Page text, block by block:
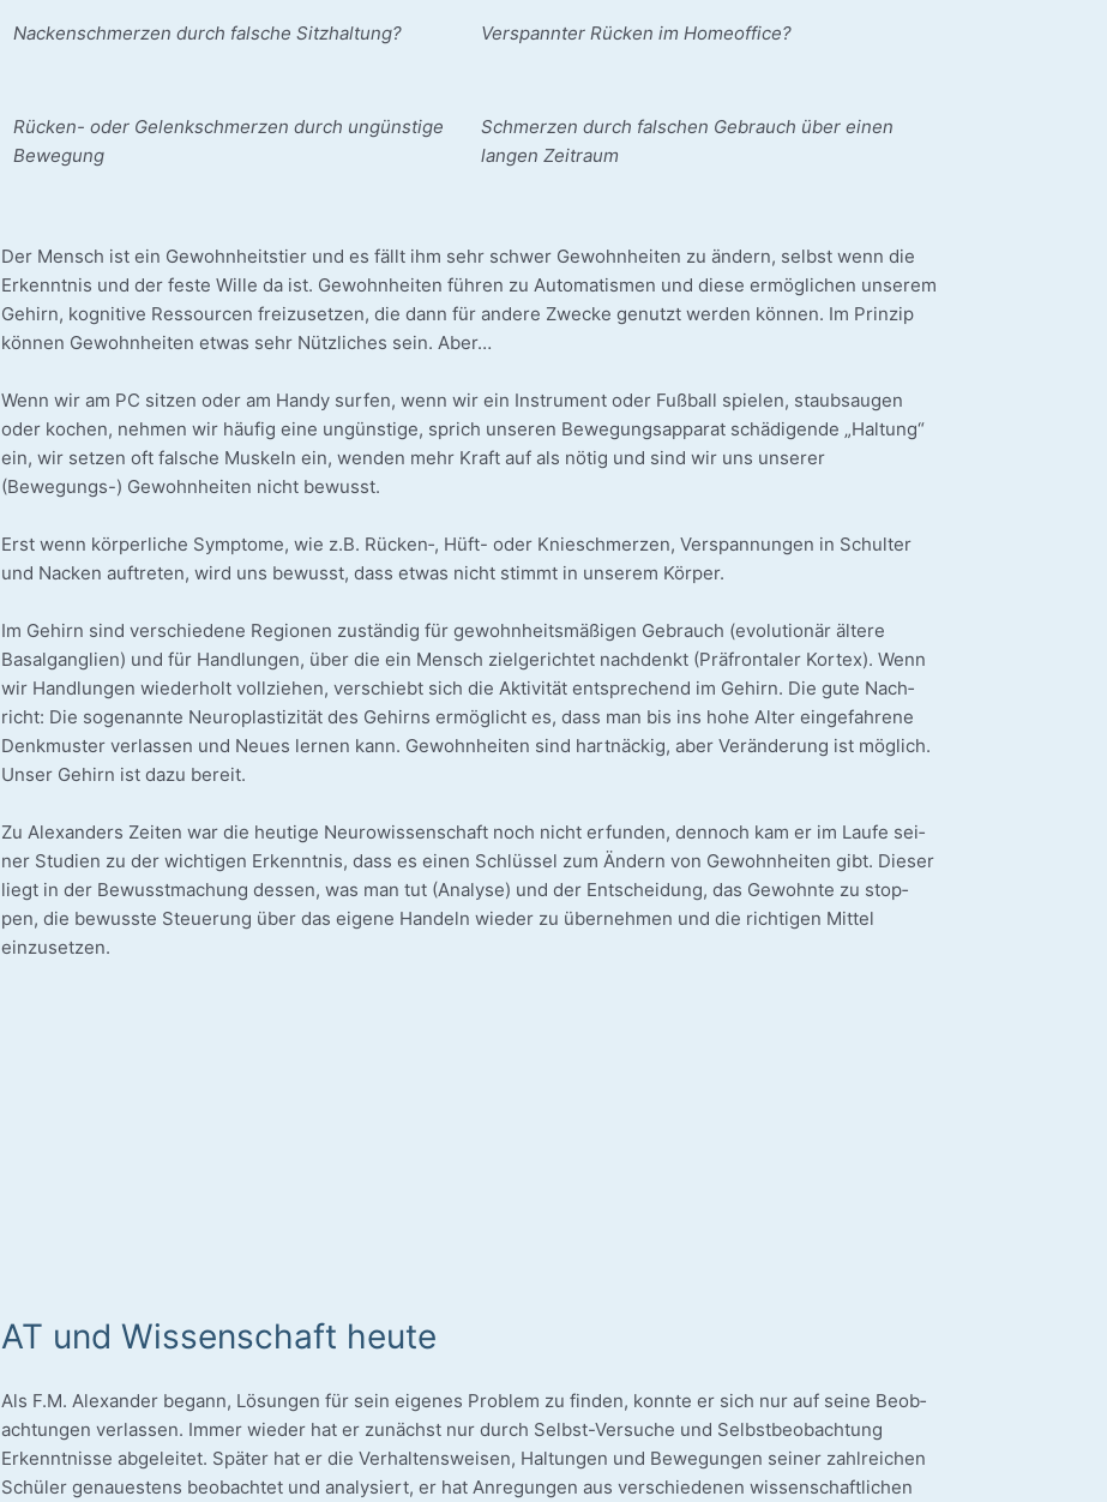
Nacken­schmer­zen durch fal­sche Sitzhaltung?
Rücken- oder Gelenk­schmer­zen durch ungüns­ti­ge
Bewegung
Ver­spann­ter Rücken im Homeoffice?
Schmer­zen durch fal­schen Gebrauch über einen
lan­gen Zeitraum
Der Mensch ist ein Gewohn­heits­tier und es fällt ihm sehr schwer Gewohn­hei­ten zu ändern, selbst wenn die
Erkennt­nis und der fes­te Wil­le da ist. Gewohn­hei­ten füh­ren zu Auto­ma­tis­men und die­se ermög­li­chen unse­rem
Gehirn, kogni­ti­ve Res­sour­cen frei­zu­set­zen, die dann für ande­re Zwe­cke genutzt wer­den kön­nen. Im Prin­zip
kön­nen Gewohn­hei­ten etwas sehr Nütz­li­ches sein. Aber…
Wenn wir am PC sit­zen oder am Han­dy sur­fen, wenn wir ein Instru­ment oder Fuß­ball spie­len, staub­saugen
oder kochen, neh­men wir häu­fig eine ungüns­ti­ge, sprich unse­ren Bewe­gungs­ap­pa­rat schä­di­gen­de „Hal­tung“
ein, wir set­zen oft fal­sche Mus­keln ein, wen­den mehr Kraft auf als nötig und sind wir uns unse­rer
(Bewegungs-) Gewohn­hei­ten nicht bewusst.
Erst wenn kör­per­li­che Sym­pto­me, wie z.B. Rücken‑, Hüft- oder Knie­schmer­zen, Ver­span­nun­gen in Schul­ter
und Nacken auf­tre­ten, wird uns bewusst, dass etwas nicht stimmt in unse­rem Körper.
Im Gehirn sind ver­schie­de­ne Regio­nen zustän­dig für gewohn­heits­mä­ßi­gen Gebrauch (evo­lu­tio­när älte­re
Basal­gan­gli­en) und für Hand­lun­gen, über die ein Mensch ziel­ge­rich­tet nach­denkt (Prä­fron­ta­ler Kor­tex). Wenn
wir Hand­lun­gen wie­der­holt voll­zie­hen, ver­schiebt sich die Akti­vi­tät ent­spre­chend im Gehirn. Die gute Nach­
richt: Die soge­nann­te Neu­ro­plas­ti­zi­tät des Gehirns ermög­licht es, dass man bis ins hohe Alter ein­ge­fah­re­ne
Denk­mus­ter ver­las­sen und Neu­es ler­nen kann. Gewohn­hei­ten sind hart­nä­ckig, aber Ver­än­de­rung ist mög­lich.
Unser Gehirn ist dazu bereit.
Zu Alex­an­ders Zei­ten war die heu­ti­ge Neu­ro­wis­sen­schaft noch nicht erfun­den, den­noch kam er im Lau­fe sei­
ner Stu­di­en zu der wich­ti­gen Erkennt­nis, dass es einen Schlüs­sel zum Ändern von Gewohn­hei­ten gibt. Die­ser
liegt in der Bewusst­ma­chung des­sen, was man tut (Ana­ly­se) und der Ent­schei­dung, das Gewohn­te zu stop­
pen, die bewuss­te Steue­rung über das eige­ne Han­deln wie­der zu über­neh­men und die rich­ti­gen Mit­tel
einzusetzen.
AT und Wissenschaft heute
Als F.M. Alex­an­der begann, Lösun­gen für sein eige­nes Pro­blem zu fin­den, konn­te er sich nur auf sei­ne Beob­
ach­tun­gen ver­las­sen. Immer wie­der hat er zunächst nur durch Selbst-Versuche und Selbst­be­ob­ach­tung
Erkennt­nis­se abge­lei­tet. Spä­ter hat er die Ver­hal­tens­wei­sen, Hal­tun­gen und Bewe­gun­gen sei­ner zahl­rei­chen
Schü­ler genau­es­tens beob­ach­tet und ana­ly­siert, er hat Anre­gun­gen aus ver­schie­de­nen wis­sen­schaft­li­chen